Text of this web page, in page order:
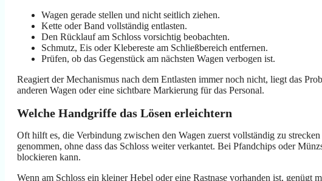
Wagen gerade stellen und nicht seitlich ziehen.
Kette oder Band vollständig entlasten.
Den Rücklauf am Schloss vorsichtig beobachten.
Schmutz, Eis oder Klebereste am Schließbereich entfernen.
Prüfen, ob das Gegenstück am nächsten Wagen verbogen ist.
Reagiert der Mechanismus nach dem Entlasten immer noch nicht, liegt das
anderen Wagen oder eine sichtbare Markierung für das Personal.
Welche Handgriffe das Lösen erleichtern
Oft hilft es, die Verbindung zwischen den Wagen zuerst vollständig zu
genommen, ohne dass das Schloss weiter verkantet. Bei Pfandchips oder
blockieren kann.
Wenn am Schloss ein kleiner Hebel oder eine Rastnase vorhanden ist,